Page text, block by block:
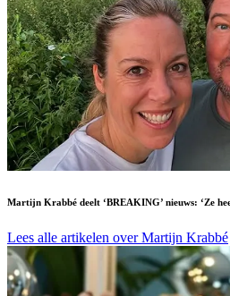
Martijn Krabbé deelt ‘BREAKING’ nieuws: ‘Ze
Lees alle artikelen over Martijn Krabbé